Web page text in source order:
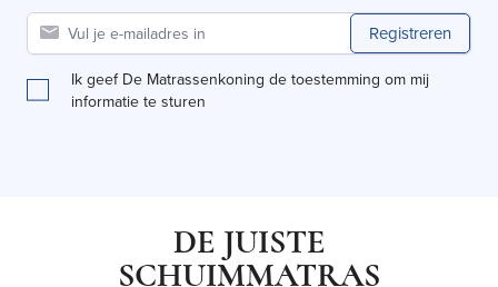
Registreren
Ik geef De Matrassenkoning de toestemming om mij
informatie te sturen
DE JUISTE
SCHUIMMATRAS